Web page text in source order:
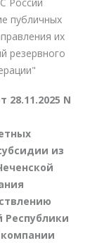
России
публичных
их
резервного
N
из
Республики